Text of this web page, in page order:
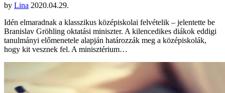
by Lina 2020.04.29.
Idén elmaradnak a klasszikus középiskolai felvételik – jelentette be
Branislav Gröhling oktatási miniszter. A kilencedikes diákok eddigi
tanulmányi előmenetele alapján határozzák meg a középiskolák,
hogy kit vesznek fel. A minisztérium…